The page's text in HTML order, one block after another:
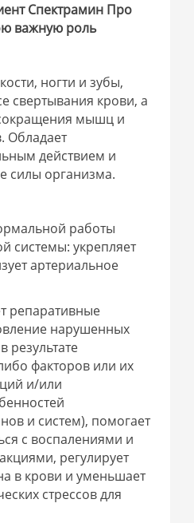
Спектрамин Про
важную роль
ногти и зубы,
свертывания крови, а
мышц и
Обладает
действием и
силы организма.
работы
системы: укрепляет
артериальное
репаративные
нарушенных
результате
факторов или их
и/или
и систем), помогает
с воспалениями и
регулирует
в крови и уменьшает
стрессов для